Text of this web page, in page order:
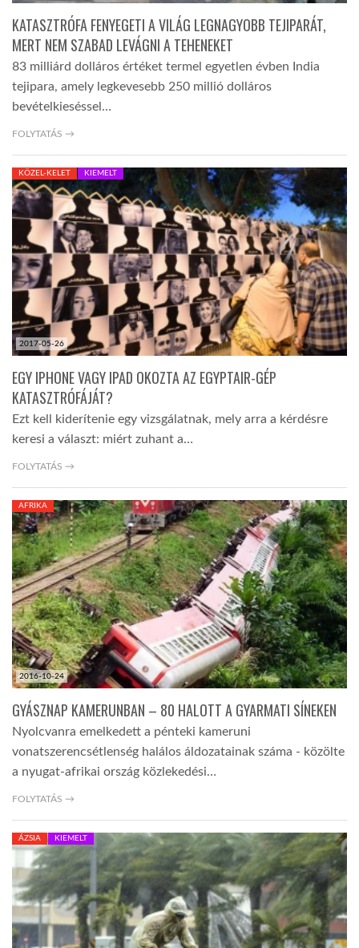
KATASZTRÓFA FENYEGETI A VILÁG LEGNAGYOBB TEJIPARÁT,
MERT NEM SZABAD LEVÁGNI A TEHENEKET
83 milliárd dolláros értéket termel egyetlen évben India
tejipara, amely legkevesebb 250 millió dolláros
bevételkieséssel…
FOLYTATÁS →
2017-05-26
KÖZEL-KELET KIEMELT
EGY IPHONE VAGY IPAD OKOZTA AZ EGYPTAIR-GÉP
KATASZTRÓFÁJÁT?
Ezt kell kiderítenie egy vizsgálatnak, mely arra a kérdésre
keresi a választ: miért zuhant a…
FOLYTATÁS →
2016-10-24
AFRIKA
GYÁSZNAP KAMERUNBAN – 80 HALOTT A GYARMATI SÍNEKEN
Nyolcvanra emelkedett a pénteki kameruni
vonatszerencsétlenség halálos áldozatainak száma - közölte
a nyugat-afrikai ország közlekedési…
FOLYTATÁS →
ÁZSIA KIEMELT